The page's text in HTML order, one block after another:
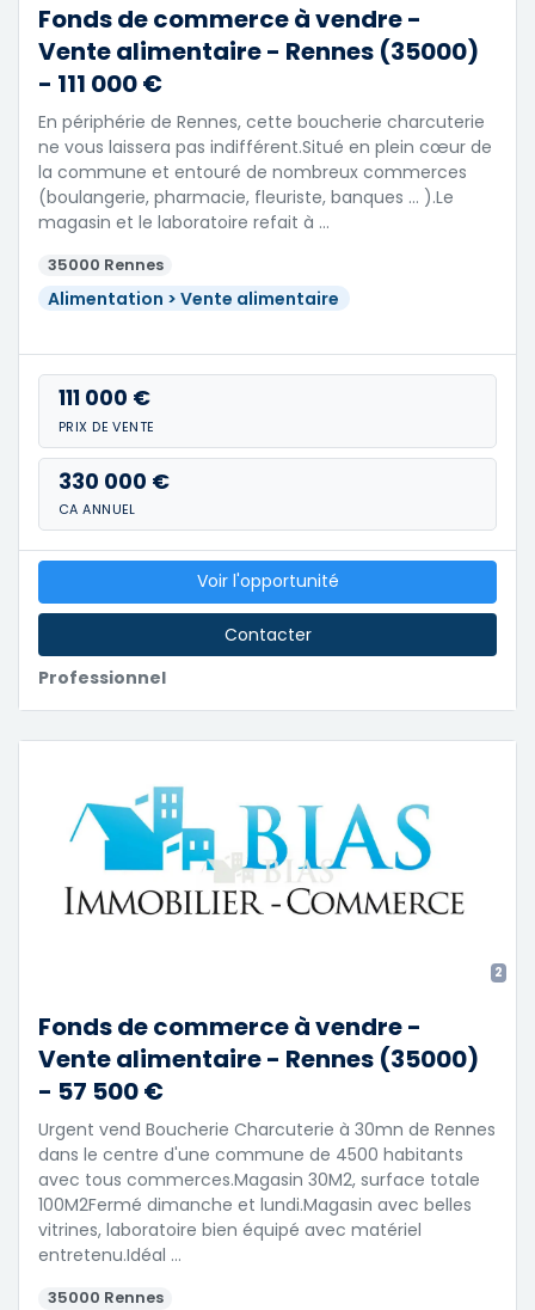
Fonds de commerce à vendre -
Vente alimentaire - Rennes (35000)
- 111 000 €
En périphérie de Rennes, cette boucherie charcuterie
ne vous laissera pas indifférent.Situé en plein cœur de
la commune et entouré de nombreux commerces
(boulangerie, pharmacie, fleuriste, banques ... ).Le
magasin et le laboratoire refait à …
35000 Rennes
Alimentation > Vente alimentaire
111 000 €
PRIX DE VENTE
330 000 €
CA ANNUEL
Professionnel
Voir l'opportunité
Contacter
2
Fonds de commerce à vendre -
Vente alimentaire - Rennes (35000)
- 57 500 €
Urgent vend Boucherie Charcuterie à 30mn de Rennes
dans le centre d'une commune de 4500 habitants
avec tous commerces.Magasin 30M2, surface totale
100M2Fermé dimanche et lundi.Magasin avec belles
vitrines, laboratoire bien équipé avec matériel
entretenu.Idéal …
35000 Rennes